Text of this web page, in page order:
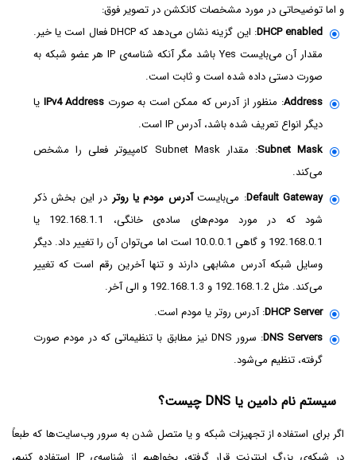
و اما توضیحاتی در مورد مشخصات کانکشن در تصویر فوق:
DHCP enabled
: این گزینه نشان می‌دهد که DHCP‌ فعال است یا خیر.
مقدار آن می‌بایست Yes باشد مگر آنکه شناسه‌ی IP هر عضو شبکه به
صورت دستی داده شده است و ثابت است.
Address: منظور از آدرس که ممکن است به صورت IPv4 Address‌ یا
دیگر انواع تعریف شده باشد، آدرس IP است.
Subnet Mask
: مقدار Subnet Mask کامپیوتر فعلی را مشخص
می‌کند.
Default Gateway: می‌بایستآدرس مودم یا روتر در این بخش ذکر
شود که در مورد مودم‌های ساده‌ی خانگی، 192.168.1.1 یا
192.168.0.1 و گاهی 10.0.0.1 است اما می‌توان آن را تغییر داد. دیگر
وسایل شبکه آدرس مشابهی دارند و تنها آخرین رقم است که تغییر
می‌کند. مثل 192.168.1.2 و 192.168.1.3 و الی آخر.
DHCP Server: آدرس روتر یا مودم است.
DNS Servers
: سرور DNS نیز مطابق با تنظیماتی که در مودم صورت
گرفته، تنظیم می‌شود.
سیستم نام دامین یا DNS چیست؟
اگر برای استفاده از تجهیزات شبکه و یا متصل شدن به سرور وب‌سایت‌ها که طبعاً